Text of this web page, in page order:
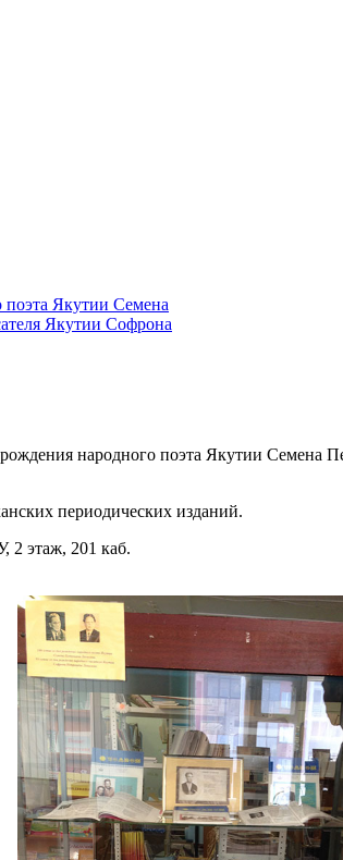
народного поэта Якутии Семена
периодических изданий.
2 этаж, 201 каб.